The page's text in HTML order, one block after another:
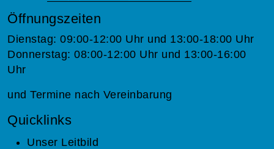
Öffnungszeiten
Dienstag: 09:00-12:00 Uhr und 13:00-18:00 Uhr
Donnerstag: 08:00-12:00 Uhr und 13:00-16:00
Uhr
und Termine nach Vereinbarung
Quicklinks
Unser Leitbild